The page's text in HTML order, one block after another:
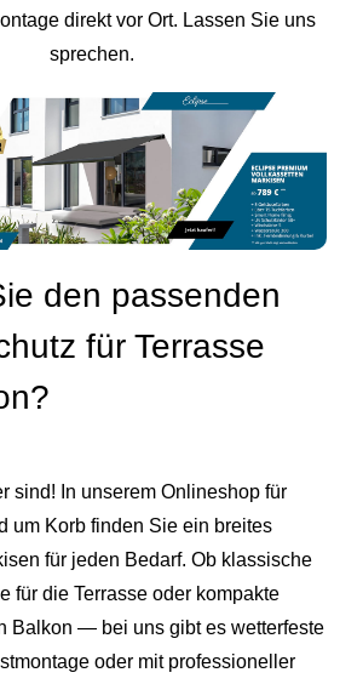
direkt vor Ort. Lassen Sie uns
sprechen.
den passenden
für Terrasse
sind! In unserem Onlineshop für
um Korb finden Sie ein breites
für jeden Bedarf. Ob klassische
für die Terrasse oder kompakte
Balkon — bei uns gibt es wetterfeste
oder mit professioneller